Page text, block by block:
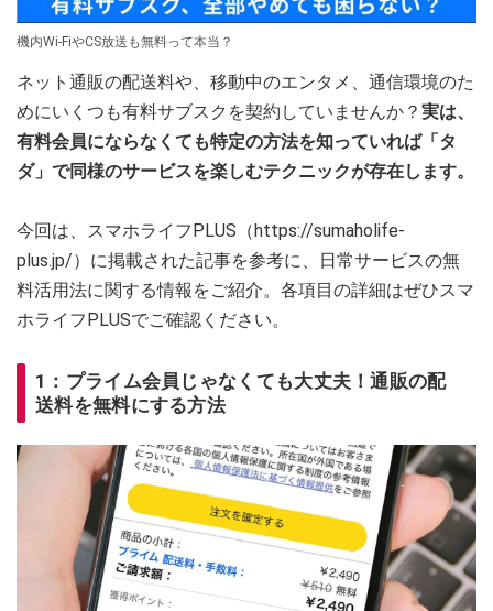
機内Wi-FiやCS放送も無料って本当？
ネット通販の配送料や、移動中のエンタメ、通信環境のた
めにいくつも有料サブスクを契約していませんか？ 実は、
有料会員にならなくても特定の方法を知っていれば「タ
ダ」で同様のサービスを楽しむテクニックが存在します。
今回は、スマホライフPLUS（https://sumaholife-
plus.jp/）に掲載された記事を参考に、日常サービスの無
料活用法に関する情報をご紹介。各項目の詳細はぜひスマ
ホライフPLUSでご確認ください。
1：プライム会員じゃなくても大丈夫！通販の配
送料を無料にする方法